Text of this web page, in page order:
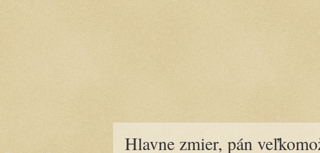
Hlavne zmier, pán